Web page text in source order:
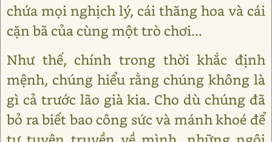
chứa mọi nghịch lý, cái thăng hoa và cái
cặn bã của cùng một trò chơi...
Như thế, chính trong thời khắc định
mệnh, chúng hiểu rằng chúng không là
gì cả trước lão già kia. Cho dù chúng đã
bỏ ra biết bao công sức và mánh khoé để